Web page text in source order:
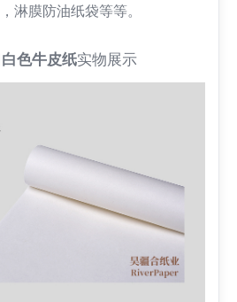
淋膜防油纸袋等等。
色牛皮纸实物展示